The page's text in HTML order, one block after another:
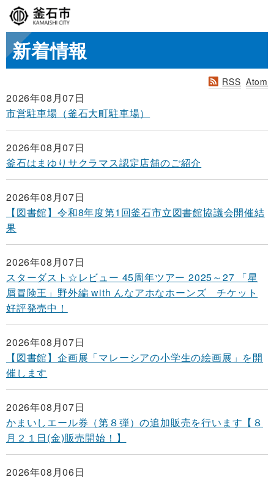
新着情報
RSS Atom
2026年08月07日
市営駐車場（釜石大町駐車場）
2026年08月07日
釜石はまゆりサクラマス認定店舗のご紹介
2026年08月07日
【図書館】令和8年度第1回釜石市立図書館協議会開催結
果
2026年08月07日
スターダスト☆レビュー 45周年ツアー 2025～27 「星
屑冒険王」野外編 with んなアホなホーンズ チケット
好評発売中！
2026年08月07日
【図書館】企画展「マレーシアの小学生の絵画展」を開
催します
2026年08月07日
かまいしエール券（第８弾）の追加販売を行います【８
月２１日(金)販売開始！】
2026年08月06日